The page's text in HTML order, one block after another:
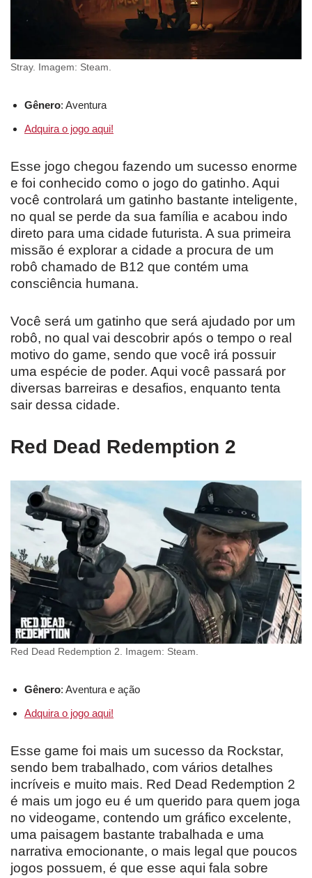
Stray. Imagem: Steam.
Gênero: Aventura
Adquira o jogo aqui!
Esse jogo chegou fazendo um sucesso enorme
e foi conhecido como o jogo do gatinho. Aqui
você controlará um gatinho bastante inteligente,
no qual se perde da sua família e acabou indo
direto para uma cidade futurista. A sua primeira
missão é explorar a cidade a procura de um
robô chamado de B12 que contém uma
consciência humana.
Você será um gatinho que será ajudado por um
robô, no qual vai descobrir após o tempo o real
motivo do game, sendo que você irá possuir
uma espécie de poder. Aqui você passará por
diversas barreiras e desafios, enquanto tenta
sair dessa cidade.
Red Dead Redemption 2
Red Dead Redemption 2. Imagem: Steam.
Gênero: Aventura e ação
Adquira o jogo aqui!
Esse game foi mais um sucesso da Rockstar,
sendo bem trabalhado, com vários detalhes
incríveis e muito mais. Red Dead Redemption 2
é mais um jogo eu é um querido para quem joga
no videogame, contendo um gráfico excelente,
uma paisagem bastante trabalhada e uma
narrativa emocionante, o mais legal que poucos
jogos possuem, é que esse aqui fala sobre